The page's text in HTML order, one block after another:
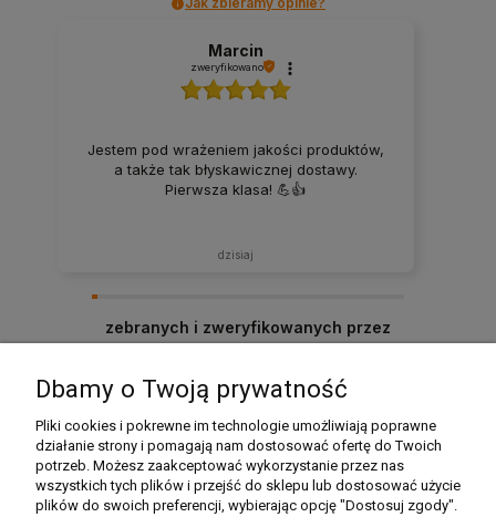
Marcin
zweryfikowano
Jestem pod wrażeniem jakości produktów,
a także tak błyskawicznej dostawy.
Pierwsza klasa! 💪👍️
dzisiaj
zebranych i zweryfikowanych przez
Moje konto
Dbamy o Twoją prywatność
Pliki cookies i pokrewne im technologie umożliwiają poprawne
działanie strony i pomagają nam dostosować ofertę do Twoich
potrzeb. Możesz zaakceptować wykorzystanie przez nas
wszystkich tych plików i przejść do sklepu lub dostosować użycie
plików do swoich preferencji, wybierając opcję "Dostosuj zgody".